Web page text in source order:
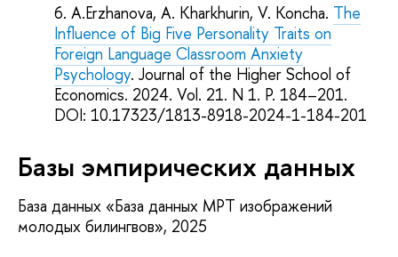
A.Erzhanova, A. Kharkhurin, V. Koncha. The
Influence of Big Five Personality Traits on
Foreign Language Classroom Anxiety
Psychology. Journal of the Higher School of
Economics. 2024. Vol. 21. N 1. P. 184–201.
DOI: 10.17323/1813-8918-2024-1-184-201
Базы эмпирических данных
База данных «База данных МРТ изображений
молодых билингвов», 2025